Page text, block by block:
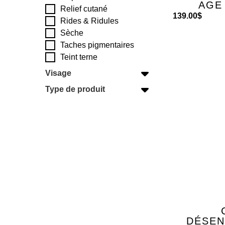
Relief cutané
Rides & Ridules
Sèche
Taches pigmentaires
Teint terne
Visage
Type de produit
139.00$